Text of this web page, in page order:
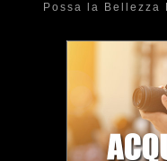
Possa la Bellezza